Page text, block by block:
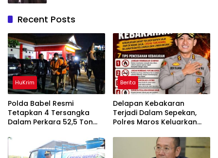
Recent Posts
HuKrim
Polda Babel Resmi
Tetapkan 4 Tersangka
Dalam Perkara 52,5 Ton
Belitung
Berita
Delapan Kebakaran
Terjadi Dalam Sepekan,
Polres Maros Keluarkan
Masyarakat